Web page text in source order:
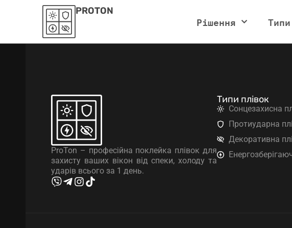
PROTON
Рішення
ProTon – професійна поклейка плівок для
захисту ваших вікон від спеки, холоду та
ударів всього за 1 день.
Типи плівок
Сонцезахисна
Протиударна
Декоративна